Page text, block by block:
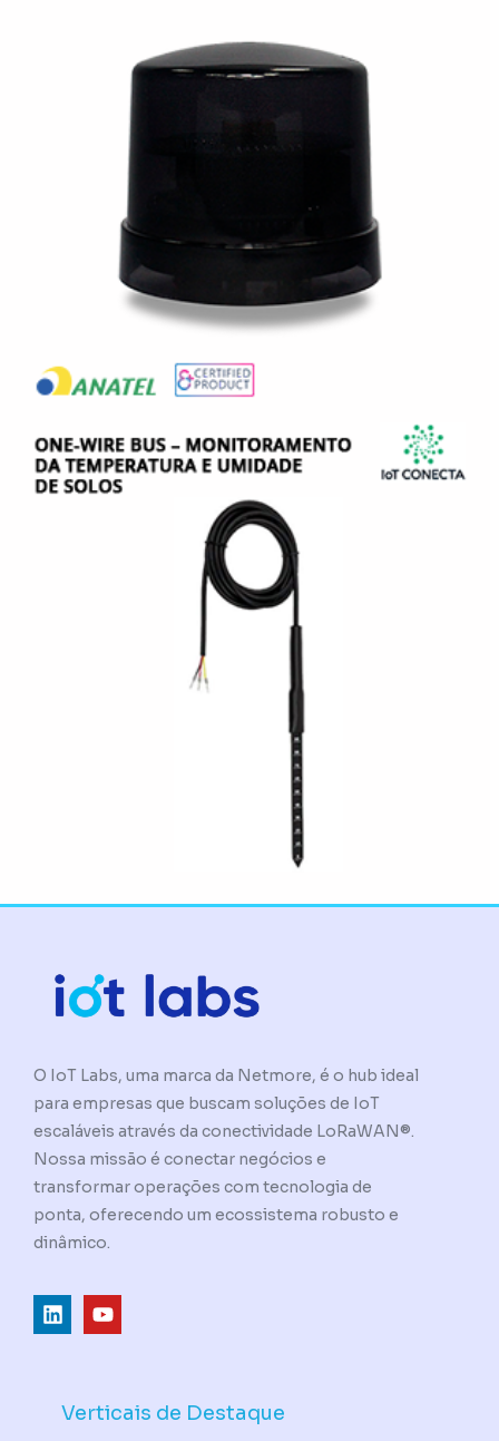
O IoT Labs, uma marca da Netmore, é o hub ideal
para empresas que buscam soluções de IoT
escaláveis através da conectividade LoRaWAN®.
Nossa missão é conectar negócios e
transformar operações com tecnologia de
ponta, oferecendo um ecossistema robusto e
dinâmico.
L
i
d
Y
o
b
Verticais de Destaque